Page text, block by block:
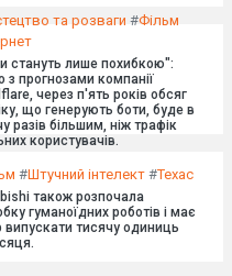
та розваги #Фільм
стануть лише похибкою":
з прогнозами компанії
через п'ять років обсяг
що генерують боти, буде в
разів більшим, ніж трафік
користувачів.
#Штучний інтелект #Техас
також розпочала
гуманоїдних роботів і має
випускати тисячу одиниць